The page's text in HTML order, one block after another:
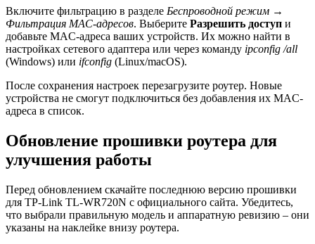
Включите фильтрацию в разделе Беспроводной режим →
Фильтрация MAC-адресов. Выберите Разрешить доступ и
добавьте MAC-адреса ваших устройств. Их можно найти в
настройках сетевого адаптера или через команду ipconfig /all
(Windows) или ifconfig (Linux/macOS).
После сохранения настроек перезагрузите роутер. Новые
устройства не смогут подключиться без добавления их MAC-
адреса в список.
Обновление прошивки роутера для
улучшения работы
Перед обновлением скачайте последнюю версию прошивки
для TP-Link TL-WR720N с официального сайта. Убедитесь,
что выбрали правильную модель и аппаратную ревизию – они
указаны на наклейке внизу роутера.